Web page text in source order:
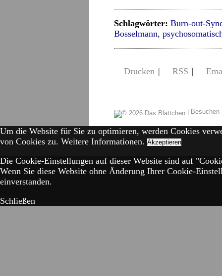
Schlagwörter: Burn-out-
Bosselmann,
Drucken | RSS |
|
Um die Website für Sie zu optimieren, werden Cookies
von Cookies zu. Weitere Informationen. Akzeptieren
Die Cookie-Einstellungen auf dieser Website sind auf
Wenn Sie diese Website ohne Änderung Ihrer Cookie-
einverstanden.
Schließen